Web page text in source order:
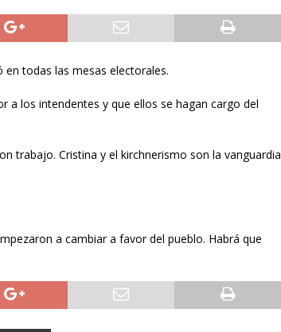
todas las mesas electorales.
a los intendentes y que ellos se hagan cargo del
trabajo. Cristina y el kirchnerismo son la vanguardia
a cambiar a favor del pueblo. Habrá que